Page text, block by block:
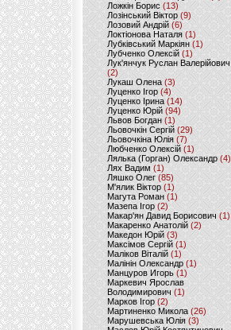
Ложкін Борис(13)
Лозінський Віктор(9)
Лозовий Андрій (6)
Локтіонова Наталя (1)
Лубківський Маркіян(1)
Лубченко Олексій (1)
Лук'янчук Руслан Валерійович
(2)
Лукаш Олена (3)
Луценко Ігор (4)
Луценко Ірина (14)
Луценко Юрій (94)
Львов Богдан (1)
Льовочкін Сергій (29)
Льовочкіна Юлія(7)
Любченко Олексій(1)
Лялька (Горган) Олександр(4)
Лях Вадим (1)
Ляшко Олег (85)
М'ялик Віктор(1)
Магута Роман(1)
Мазепа Ігор (2)
Макар'ян Давид Борисович(1)
Макаренко Анатолій (2)
Македон Юрій(3)
Максімов Сергій (1)
Маліков Віталій (1)
Малінін Олександр (1)
Манцуров Игорь (1)
Маркевич Ярослав
Володимирович (1)
Марков Ігор (2)
Мартиненко Микола (26)
Марушевська Юлія (3)